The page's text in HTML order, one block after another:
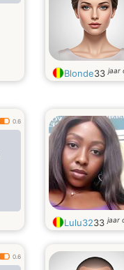
Blonde33jaar
0.6
Lulu3233jaar
0.6